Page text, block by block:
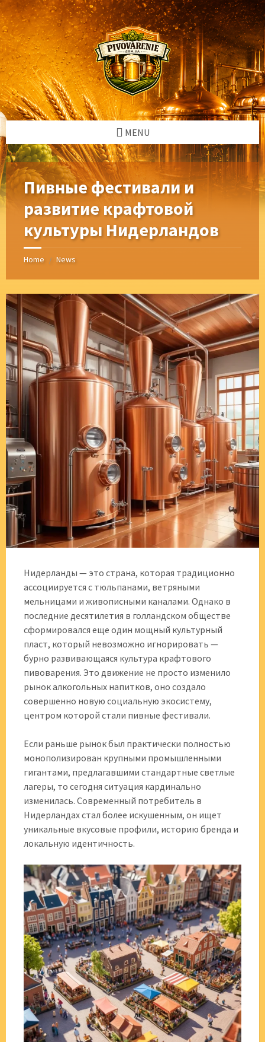
Skip
to
content
Skip
to
left
sidebar
Skip
to
right
sidebar
Skip
to
footer
MENU
Пивные фестивали и
развитие крафтовой
культуры Нидерландов
Home / News
Нидерланды — это страна, которая традиционно
ассоциируется с тюльпанами, ветряными
мельницами и живописными каналами. Однако в
последние десятилетия в голландском обществе
сформировался еще один мощный культурный
пласт, который невозможно игнорировать —
бурно развивающаяся культура крафтового
пивоварения. Это движение не просто изменило
рынок алкогольных напитков, оно создало
совершенно новую социальную экосистему,
центром которой стали пивные фестивали.
Если раньше рынок был практически полностью
монополизирован крупными промышленными
гигантами, предлагавшими стандартные светлые
лагеры, то сегодня ситуация кардинально
изменилась. Современный потребитель в
Нидерландах стал более искушенным, он ищет
уникальные вкусовые профили, историю бренда и
локальную идентичность.